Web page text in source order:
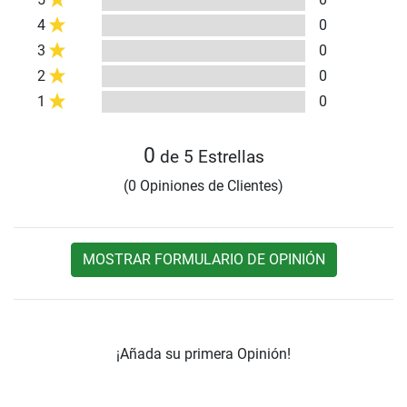
4
0
3
0
2
0
1
0
0 de 5 Estrellas
(0 Opiniones de Clientes)
MOSTRAR FORMULARIO DE OPINIÓN
¡Añada su primera Opinión!